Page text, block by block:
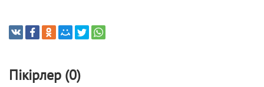
Пікірлер (0)